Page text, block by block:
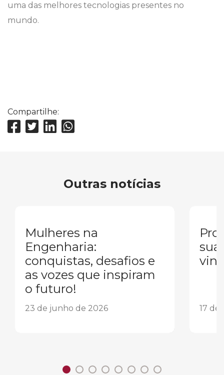
uma das melhores tecnologias presentes no
mundo.
Compartilhe:
Outras notícias
Mulheres na
Engenharia:
conquistas, desafios e
as vozes que inspiram
o futuro!
23 de junho de 2026
sua
17 de